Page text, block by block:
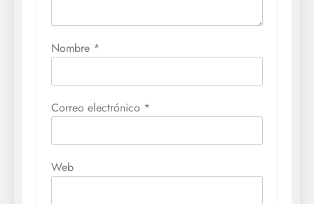
Nombre *
Correo electrónico *
Web